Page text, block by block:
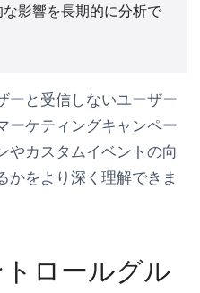
影響を長期的に分析で
ーと受信しないユーザー
ーケティングキャンペー
やカスタムイベントの向
かをより深く理解できま
ロールグル